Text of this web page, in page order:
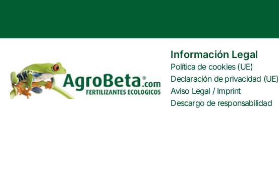
Información Legal
Política de cookies (UE)
Declaración de privacidad (UE)
Aviso Legal / Imprint
Descargo de responsabilidad